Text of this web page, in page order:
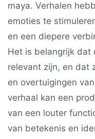
maya. Verhalen
emoties te
en een diepere
Het is belangrijk dat
relevant zijn, en dat
en overtuigingen
verhaal kan een
van een louter
van betekenis en